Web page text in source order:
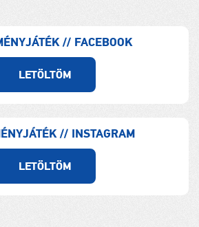
// FACEBOOK
LETÖLTÖM
// INSTAGRAM
LETÖLTÖM